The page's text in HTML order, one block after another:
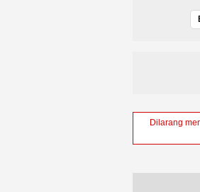
Dilarang